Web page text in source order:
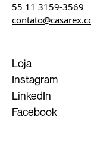
55 11 3159-3569
Loja
Instagram
LinkedIn
Facebook